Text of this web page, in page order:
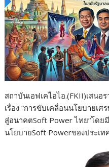
สถาบันเอฟเคไอไอ.(FKII)เสนอ
เรื่อง “การขับเคลื่อนนโยบายเศ
สู่อนาคตSoft Power ไทย“โดย
นโยบายSoft Powerของประเท